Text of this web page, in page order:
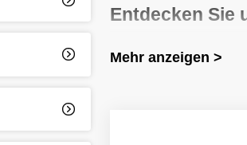


Entdecken Sie
Bei HUAYA bieten wir
Gabelstapler sind so
Mehr anzeigen >